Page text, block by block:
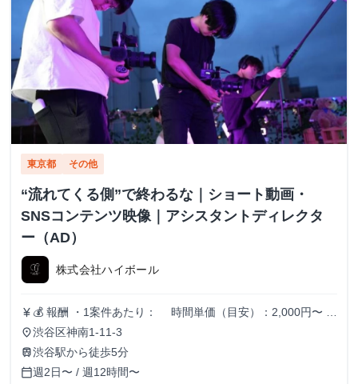
東京都 その他
“流れてくる側”で終わるな｜ショート動画・
SNSコンテンツ映像｜アシスタントディレクタ
ー（AD）
株式会社ハイボール
currency_yen 💰 報酬 ・1案件あたり： 時間単価（目安）：2,000円〜
日単価（目安）：15,000円〜 月単価（目安）：300,000
円〜 ※実績・スキルに応じて報酬調整あり
place渋谷区神南1-11-3
train渋谷駅から徒歩5分
calendar_today週2日〜 / 週12時間〜